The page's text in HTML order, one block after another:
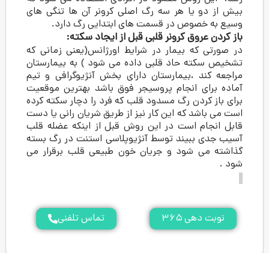
سه رگ اصلی کرونر آن ها تنگی ‌های
در قسمت ‌های ابتدایی رگ دارد.
قلبی قبل از ایجاد سکته:
در شرایط اورژانس(یعنی زمانی که
قلبی داده می شود ) به بیمارستان
دارای بخش آنژیوگرافی و تیم
پروسیجر فوق باشد بهترین موقعیت
رگ مسدود قلب که فرد را دچار سکته کرده
این کار نیز از طریق شریان رانی یا دست
در این روش قبل از اینکه عضله قلب
توسط آنژیوپلاسی استنت در رگ بسته
و جریان خون طبیعی قلب برقرار می
تماس تلفنی